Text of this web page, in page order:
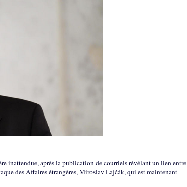
inattendue, après la publication de courriels révélant un lien entre
des Affaires étrangères, Miroslav Lajčák, qui est maintenant